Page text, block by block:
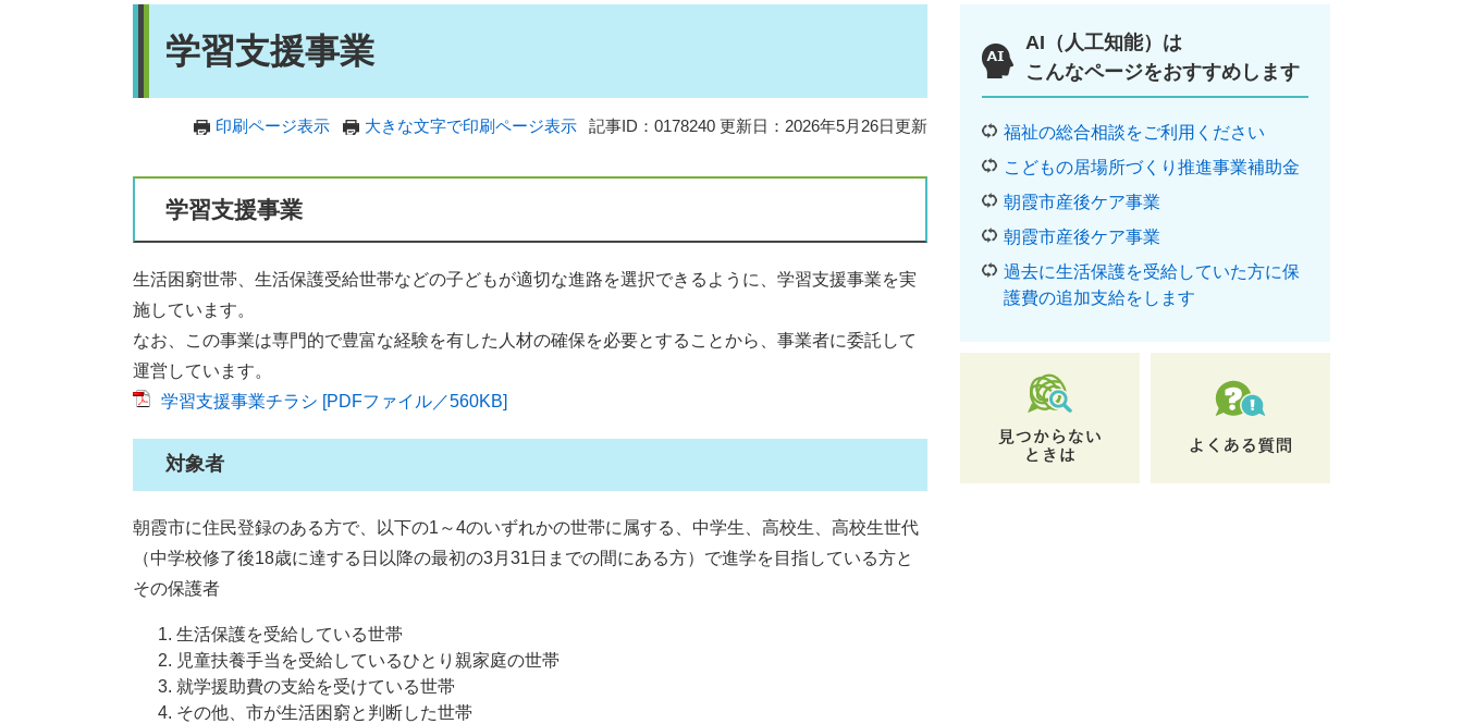
学習支援事業
印刷ページ表示 大きな文字で印刷ページ表示 記事ID：0178240 更新日：2026年5月26日更新
学習支援事業
生活困窮世帯、生活保護受給世帯などの子どもが適切な進路を選択できるように、学習支援事業を実
施しています。
なお、この事業は専門的で豊富な経験を有した人材の確保を必要とすることから、事業者に委託して
運営しています。
学習支援事業チラシ [PDFファイル／560KB]
対象者
朝霞市に住民登録のある方で、以下の1～4のいずれかの世帯に属する、中学生、高校生、高校生世代
（中学校修了後18歳に達する日以降の最初の3月31日までの間にある方）で進学を目指している方と
その保護者
生活保護を受給している世帯
児童扶養手当を受給しているひとり親家庭の世帯
就学援助費の支給を受けている世帯
その他、市が生活困窮と判断した世帯
AI（人工知能）は
こんなページをおすすめします
福祉の総合相談をご利用ください
こどもの居場所づくり推進事業補助金
朝霞市産後ケア事業
朝霞市産後ケア事業
過去に生活保護を受給していた方に保
護費の追加支給をします